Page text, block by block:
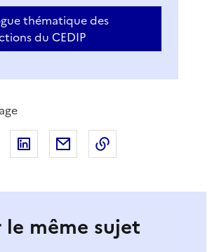
thématique des
du CEDIP
sur Facebook
Partager sur XPartager sur LinkedIn
Partager par email
le même sujet